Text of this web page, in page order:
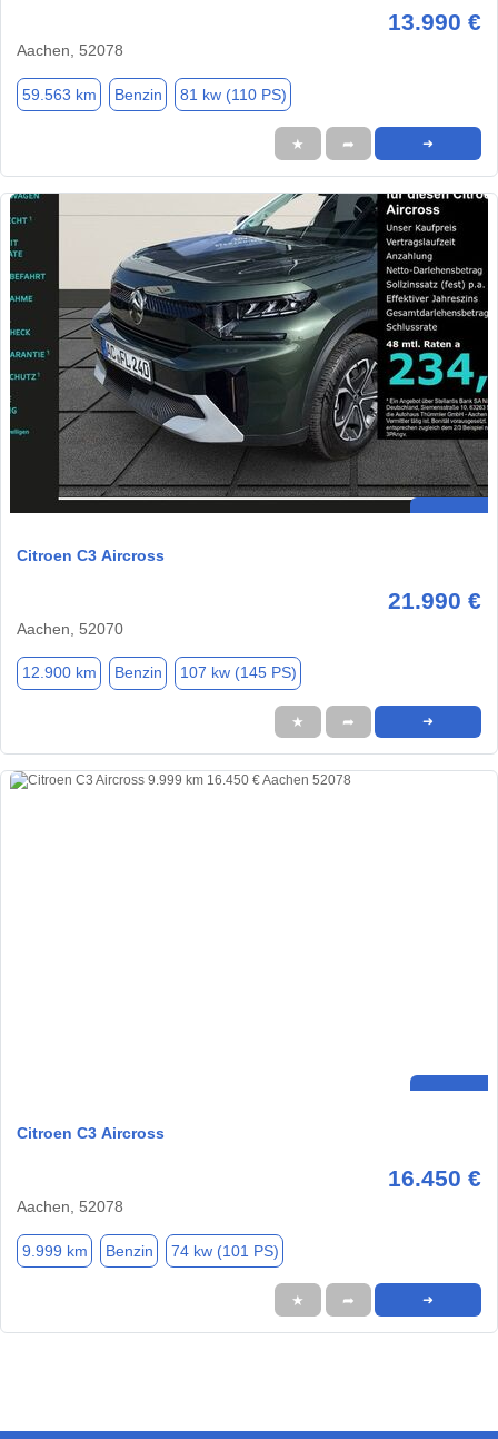
13.990 €
Aachen, 52078
59.563 km Benzin 81 kw (110 PS)
★ ➦ ➜
Citroen C3 Aircross
21.990 €
Aachen, 52070
12.900 km Benzin 107 kw (145 PS)
★ ➦ ➜
Citroen C3 Aircross
16.450 €
Aachen, 52078
9.999 km Benzin 74 kw (101 PS)
★ ➦ ➜